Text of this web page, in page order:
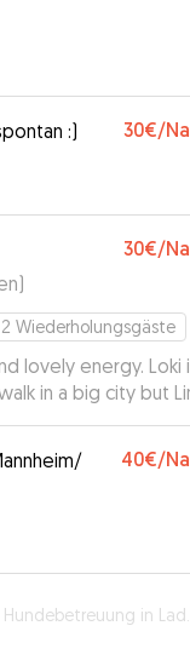
:) 30€/
30€/
)
2 Wiederholungsgäste
lovely energy. Loki
in a big city but
40€/
Hundebetreuung in Ladenburg